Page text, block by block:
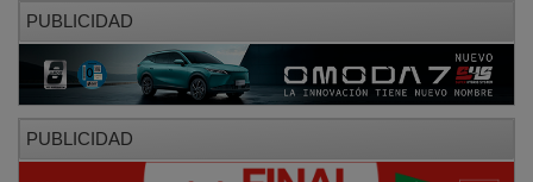
PUBLICIDAD
PUBLICIDAD